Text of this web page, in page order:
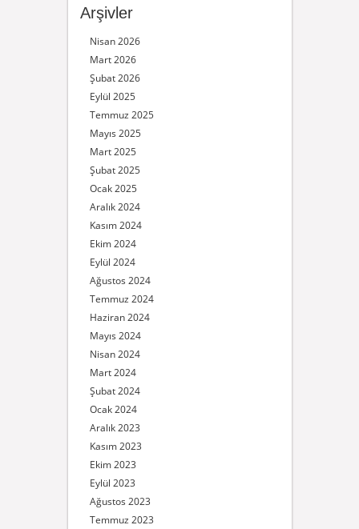
Arşivler
Nisan 2026
Mart 2026
Şubat 2026
Eylül 2025
Temmuz 2025
Mayıs 2025
Mart 2025
Şubat 2025
Ocak 2025
Aralık 2024
Kasım 2024
Ekim 2024
Eylül 2024
Ağustos 2024
Temmuz 2024
Haziran 2024
Mayıs 2024
Nisan 2024
Mart 2024
Şubat 2024
Ocak 2024
Aralık 2023
Kasım 2023
Ekim 2023
Eylül 2023
Ağustos 2023
Temmuz 2023